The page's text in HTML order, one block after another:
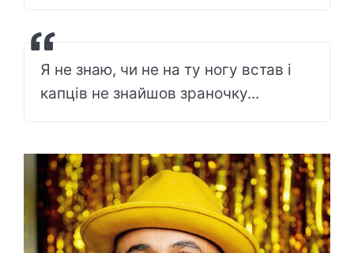
Я не знаю, чи не на ту ногу встав і
капців не знайшов зраночку...